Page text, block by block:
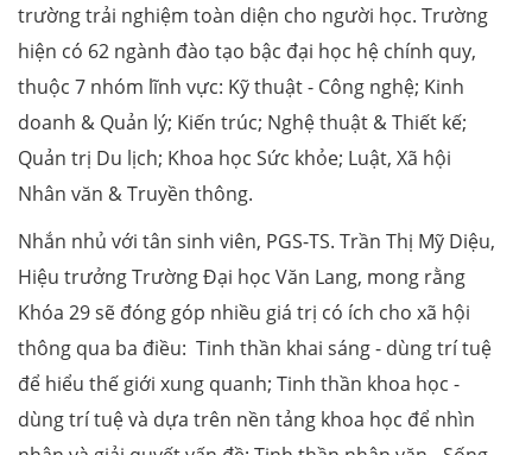
trường trải nghiệm toàn diện cho người học. Trường
hiện có 62 ngành đào tạo bậc đại học hệ chính quy,
thuộc 7 nhóm lĩnh vực: Kỹ thuật - Công nghệ; Kinh
doanh & Quản lý; Kiến trúc; Nghệ thuật & Thiết kế;
Quản trị Du lịch; Khoa học Sức khỏe; Luật, Xã hội
Nhân văn & Truyền thông.
Nhắn nhủ với tân sinh viên, PGS-TS. Trần Thị Mỹ Diệu,
Hiệu trưởng Trường Đại học Văn Lang, mong rằng
Khóa 29 sẽ đóng góp nhiều giá trị có ích cho xã hội
thông qua ba điều: Tinh thần khai sáng - dùng trí tuệ
để hiểu thế giới xung quanh; Tinh thần khoa học -
dùng trí tuệ và dựa trên nền tảng khoa học để nhìn